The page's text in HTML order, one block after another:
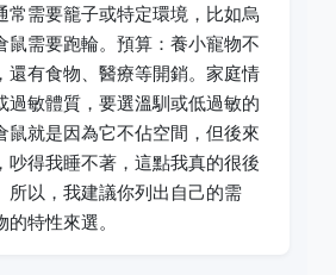
常需要籠子或特定環境，比如烏
鼠需要跑輪。預算：養小寵物不
還有食物、醫療等開銷。家庭情
過敏體質，要選溫馴或低過敏的
鼠就是因為它不佔空間，但後來
吵得我睡不著，這點我真的很後
所以，我建議你列出自己的需
特性來選。